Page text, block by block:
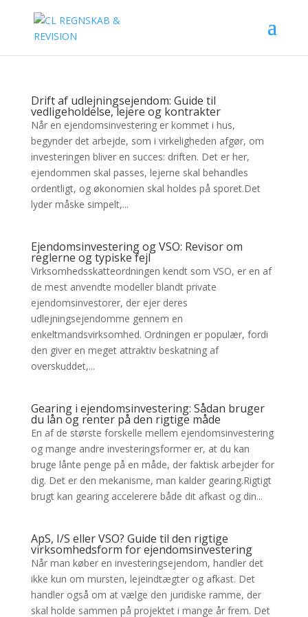
Drift af udlejningsejendom: Guide til
vedligeholdelse, lejere og kontrakter
Når en ejendomsinvestering er kommet i hus,
begynder det arbejde, som i virkeligheden afgør, om
investeringen bliver en succes: driften. Det er her,
ejendommen skal passes, lejerne skal behandles
ordentligt, og økonomien skal holdes på sporet.Det
lyder måske simpelt,...
Ejendomsinvestering og VSO: Revisor om
reglerne og typiske fejl
Virksomhedsskatteordningen kendt som VSO, er en af
de mest anvendte modeller blandt private
ejendomsinvestorer, der ejer deres
udlejningsejendomme gennem en
enkeltmandsvirksomhed. Ordningen er populær, fordi
den giver en meget attraktiv beskatning af
overskuddet,...
Gearing i ejendomsinvestering: Sådan bruger
du lån og renter på den rigtige måde
En af de største forskelle mellem ejendomsinvestering
og mange andre investeringsformer er, at du kan
bruge lånte penge på en måde, der faktisk arbejder for
dig. Det er den mekanisme, man kalder gearing.Rigtigt
brugt kan gearing accelerere både dit afkast og din...
ApS, I/S eller VSO? Guide til den rigtige
virksomhedsform for ejendomsinvestering
Når man køber en investeringsejendom, handler det
ikke kun om mursten, lejeindtægter og afkast. Det
handler også om at vælge den juridiske ramme, der
skal holde sammen på projektet i mange år frem. Det